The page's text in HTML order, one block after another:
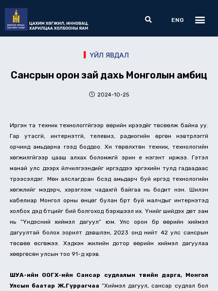
content
Search
ENG
ҮЙЛ ЯВДАЛ
Сансрын орон зай дахь Монголын амбиц
2024-10-25
Иргэн та техник технологгүйгээр өөрийн ирээдүйг төсөөлж байна уу.
Гар утасгүй, интернэтгүй, телевиз, радиогийн өргөн нэвтрүүлэггүй
орчинд амьдарна гээд боддоо. Хүн төрөлхтөн техник, технологийн
хөгжилгүйгээр цааш алхах боломжгүй эрин үе нэгэнт иржээ. Гэтэл
манай улс дээрх үйлчилгээнүүдийг иргэддээ хүргэхийн тулд гадаадаас
түрээсэлдэг. Мөн алслагдсан бүсэд амьдарч буй иргэд технологийн
хөгжлийг мэдэрч, хэрэглэж чадахгүй байгаа нь бодит үнэн. Шилэн
кабелиар Монгол орны өнцөг булан бүрт буй малчдыг интернэтэд
холбох дэд бүтцийг бий болгоход бэрхшээл их. Үүнийг шийдэх дөт зам
нь “Үндэсний хиймэл дагуул” юм. Улс орон бүр өөрийн хиймэл
дагуултай болох зорилт дэвшүүлэн, 2023 онд нийт 42 улс сансрын
төсвөө өсгөжээ. Хэдхэн жилийн дотор өөрийн хиймэл дагуулаа
хөөргөсөн улсын тоо 91-д хүрэв.
ШУА-ийн ООГХ-ийн Сансар судлалын төвийн дарга, Монгол
Улсын баатар Ж.Гүррагчаа “Хиймэл дагуул, сансар судлал бол